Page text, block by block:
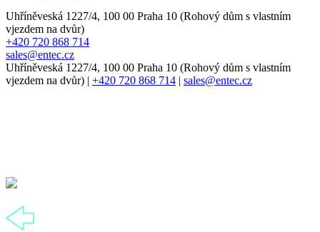
Uhříněveská 1227/4, 100 00 Praha 10 (Rohový dům s vlastním
vjezdem na dvůr)
+420 720 868 714
sales@entec.cz
Uhříněveská 1227/4, 100 00 Praha 10 (Rohový dům s vlastním
vjezdem na dvůr) | +420 720 868 714 | sales@entec.cz